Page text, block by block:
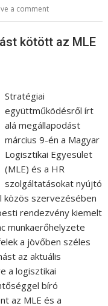
a comment
kötött az MLE
Stratégiai
együttműködésről írt
alá megállapodást
március 9-én a Magyar
Logisztikai Egyesület
(MLE) és a HR
szolgáltatásokat nyújtó
közös szervezésében
rendezvény kiemelt
munkaerőhelyzete
a jövőben széles
az aktuális
a logisztikai
bíró
az MLE és a